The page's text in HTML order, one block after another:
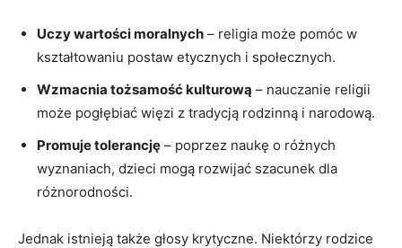
Uczy wartości moralnych – religia może pomóc w
kształtowaniu postaw etycznych i społecznych.
Wzmacnia tożsamość kulturową – nauczanie religii
może pogłębiać więzi z tradycją rodzinną i narodową.
Promuje tolerancję – poprzez naukę o różnych
wyznaniach, dzieci mogą rozwijać szacunek dla
różnorodności.
Jednak istnieją także głosy krytyczne. Niektórzy rodzice